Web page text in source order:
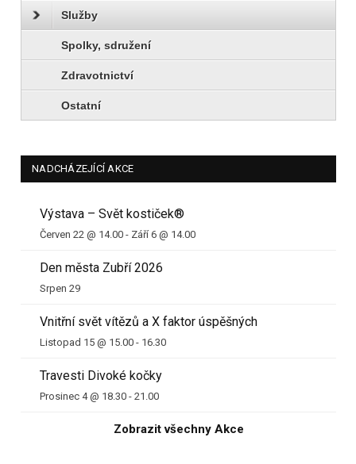
Služby
Spolky, sdružení
Zdravotnictví
Ostatní
NADCHÁZEJÍCÍ AKCE
Výstava – Svět kostiček®
Červen 22 @ 14.00 - Září 6 @ 14.00
Den města Zubří 2026
Srpen 29
Vnitřní svět vítězů a X faktor úspěšných
Listopad 15 @ 15.00 - 16.30
Travesti Divoké kočky
Prosinec 4 @ 18.30 - 21.00
Zobrazit všechny Akce